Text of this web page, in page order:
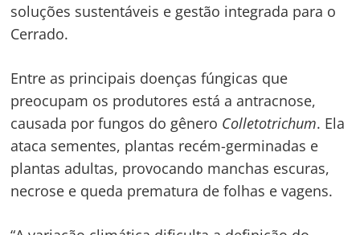
soluções sustentáveis e gestão integrada para o
Cerrado.
Entre as principais doenças fúngicas que
preocupam os produtores está a antracnose,
causada por fungos do gênero Colletotrichum. Ela
ataca sementes, plantas recém-germinadas e
plantas adultas, provocando manchas escuras,
necrose e queda prematura de folhas e vagens.